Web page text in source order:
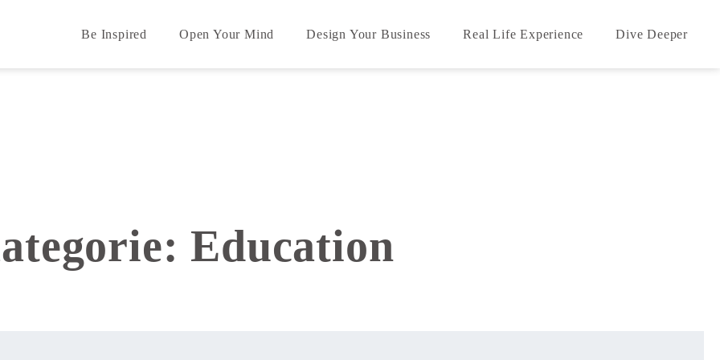
Be Inspired Open Your Mind Design Your Business Real Life Experience Dive Deeper
Education